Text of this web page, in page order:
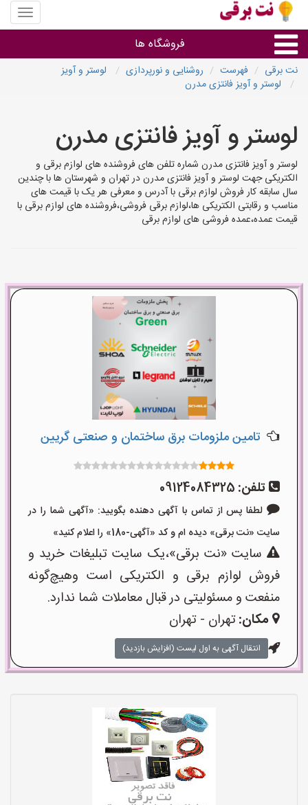
منوی
سایت
برقی
فروشگاه ها
روشنایی و نورپردازی
سایر گروه ها
فروشنده های لوازم برقی
نت برقی فهرست روشنایی و نورپردازی
لوستر و آویز
لوستر و آویز فانتزی مدرن
لوستر و آویز فانتزی مدرن
لوستر و آویز فانتزی مدرن شماره تلفن های فروشنده های لوازم برقی و
الکتریکی جهت لوستر و آویز فانتزی مدرن در تهران و شهرستان ها با چندین
سال سابقه کار فروش لوازم برقی با آدرس و معرفی هر یک با قیمت های
مناسب و رقابتی الکتریکی ها،لوازم برقی فروشی،فروشنده های لوازم برقی با
قیمت عمده،عمده فروشی های لوازم برقی
تامین ملزومات برق ساختمان و صنعتی گریین
تلفن: 09124084325
لطفا پس از تماس با آگهی دهنده بگویید: «آگهی شما را در
سایت «نت برقی» دیده ام و کد «آگهی-180» را اعلام کنید»
سایت «نت برقی»،یک سایت تبلیغات خرید و
فروش لوازم برقی و الکتریکی است وهیچ‌گونه
منفعت و مسئولیتی در قبال معاملات شما ندارد.
مکان:تهران - تهران
انتقال آگهی به اول لیست (افزایش بازدید)